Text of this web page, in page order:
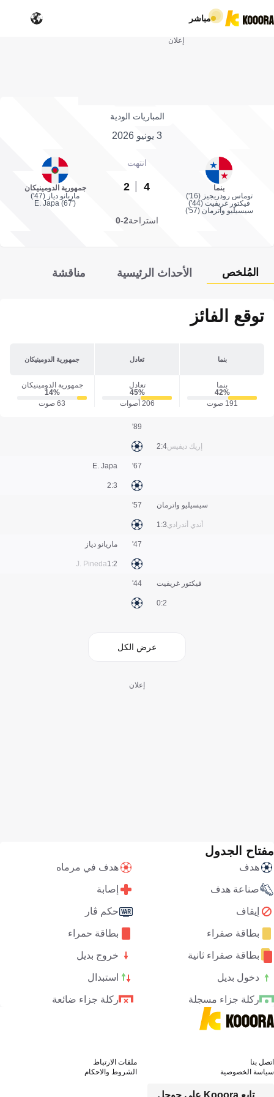
مباشر
إعلان
المباريات الودية
3 يونيو 2026
بنما
توماس رودريجيز (16')
فيكتور غريفيت (44')
سيسيليو واترمان (57')
انتهت
4
2
جمهورية الدومينيكان
ماريانو دياز (47')
E. Japa (67')
استراحة2-0
المُلخص الأحداث الرئيسية مناقشة
توقع الفائز
بنما تعادل جمهورية الدومينيكان
بنما
42‎%‎
191 صوت
تعادل
45‎%‎
206 أصوات
جمهورية الدومينيكان
14‎%‎
63 صوت
إريك ديفيس4:2
89'
E. Japa
3:2
67'
سيسيليو واترمان
أندي أندرادي3:1
57'
ماريانو دياز
J. Pineda2:1
47'
فيكتور غريفيت
2:0
44'
عرض الكل
إعلان
مفتاح الجدول
هدف هدف في مرماه
صناعة هدف إصابة
إيقاف حكم ڤار
بطاقة صفراء بطاقة حمراء
بطاقة صفراء ثانية خروج بديل
دخول بديل استبدال
ركلة جزاء مسجلة ركلة جزاء ضائعة
اتصل بنا
ملفات الارتباط
سياسة الخصوصية
الشروط والاحكام